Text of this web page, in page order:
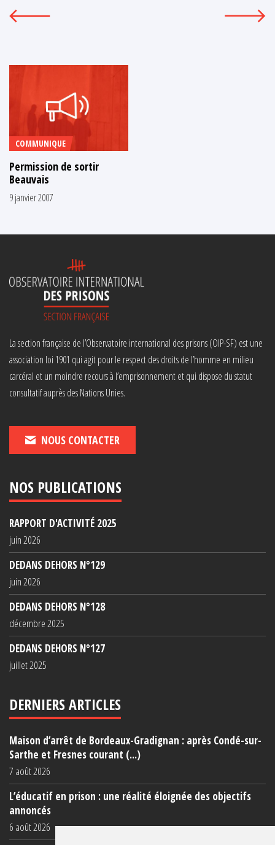
COMMUNIQUE
Permission de sortir
Beauvais
9 janvier 2007
La section française de l’Observatoire international des prisons (OIP-SF) est une
association loi 1901 qui agit pour le respect des droits de l’homme en milieu
carcéral et un moindre recours à l’emprisonnement et qui dispose du statut
consultatif auprès des Nations Unies.
NOUS CONTACTER
NOS PUBLICATIONS
RAPPORT D'ACTIVITÉ 2025
juin 2026
DEDANS DEHORS N°129
juin 2026
DEDANS DEHORS N°128
décembre 2025
DEDANS DEHORS N°127
juillet 2025
DERNIERS ARTICLES
Maison d’arrêt de Bordeaux-Gradignan : après Condé-sur-
Sarthe et Fresnes courant (...)
7 août 2026
L’éducatif en prison : une réalité éloignée des objectifs
annoncés
6 août 2026